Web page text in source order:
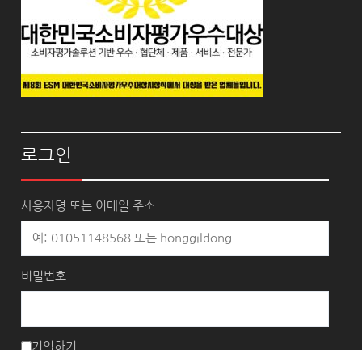
로그인
사용자명 또는 이메일 주소
비밀번호
기억하기